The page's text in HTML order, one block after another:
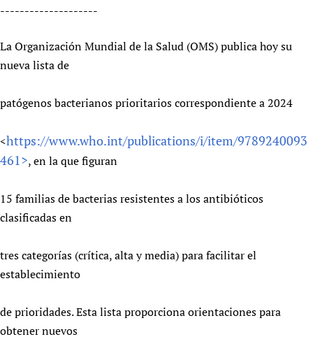
Newborn Care
--------------------
La Organización Mundial de la Salud (OMS) publica hoy su
nueva lista de
patógenos bacterianos prioritarios correspondiente a 2024
<https://www.who.int/publications/i/item/9789240093
461>, en la que figuran
15 familias de bacterias resistentes a los antibióticos
clasificadas en
tres categorías (crítica, alta y media) para facilitar el
establecimiento
de prioridades. Esta lista proporciona orientaciones para
obtener nuevos